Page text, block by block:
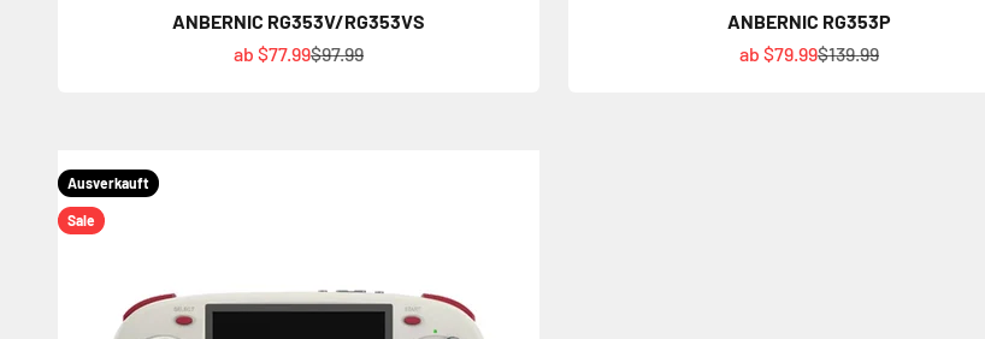
ANBERNIC RG353V/RG353VS
Angebot
ab $77.99Regulärer Preis
$97.99
ANBERNIC RG353P
Angebot
ab $79.99Regulärer Preis
$139.99
Ausverkauft
Sale